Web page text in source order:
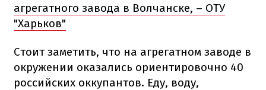
агрегатного завода в Волчанске, – ОТУ
"Харьков"
Стоит заметить, что на агрегатном заводе в
окружении оказались ориентировочно 40
российских оккупантов. Еду, воду,